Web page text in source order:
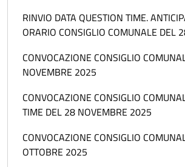
RINVIO DATA QUESTION TIME.
ORARIO CONSIGLIO COMUNALE
CONVOCAZIONE CONSIGLIO
NOVEMBRE 2025
CONVOCAZIONE CONSIGLIO
TIME DEL 28 NOVEMBRE 2025
CONVOCAZIONE CONSIGLIO
OTTOBRE 2025